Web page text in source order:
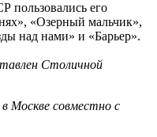
пользовались его
«Озерный мальчик»,
над нами» и «Барьер».
Столичной
Москве совместно с